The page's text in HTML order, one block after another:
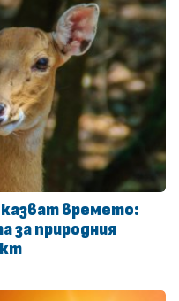
времето:
за природния